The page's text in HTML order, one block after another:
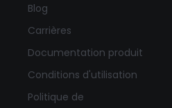
Blog
Carrières
Documentation produit
Conditions d'utilisation
Politique de